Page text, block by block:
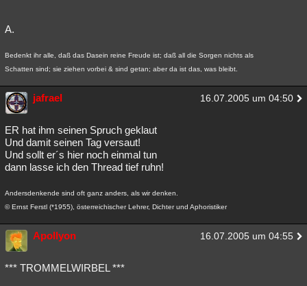
A.
Bedenkt ihr alle, daß das Dasein reine Freude ist; daß all die Sorgen nichts als
Schatten sind; sie ziehen vorbei & sind getan; aber da ist das, was bleibt.
jafrael 16.07.2005 um 04:50
ER hat ihm seinen Spruch geklaut
Und damit seinen Tag versaut!
Und sollt er´s hier noch einmal tun
dann lasse ich den Thread tief ruhn!
Andersdenkende sind oft ganz anders, als wir denken.
© Ernst Ferstl (*1955), österreichischer Lehrer, Dichter und Aphoristiker
Apollyon 16.07.2005 um 04:55
*** TROMMELWIRBEL ***